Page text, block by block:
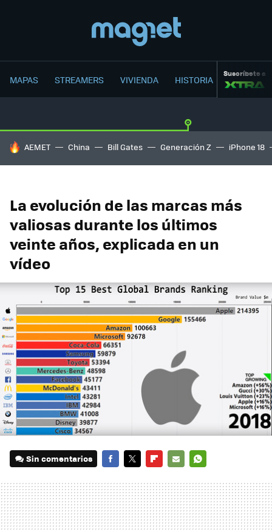
MAPAS STREAMERS VIVIENDA HISTORIA Suscríbete a
HOY SE HABLA DE
AEMET China Bill Gates Generación Z iPhone 18
La evolución de las marcas más
valiosas durante los últimos
veinte años, explicada en un
vídeo
Sin comentarios
MAIL